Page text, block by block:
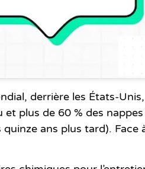
derrière les États-
plus de 60 % des
ans plus tard). Face